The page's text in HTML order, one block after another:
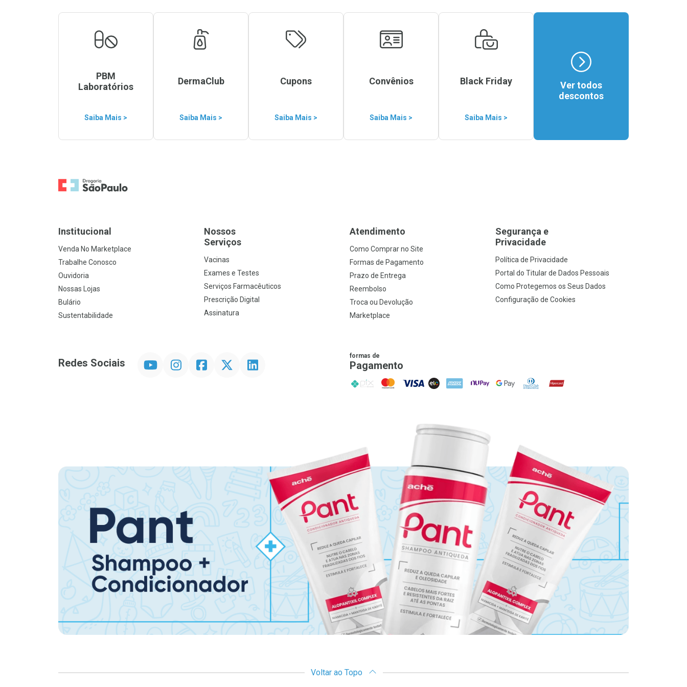
PBM
Laboratórios
Saiba Mais >
DermaClub
Saiba Mais >
Cupons
Saiba Mais >
Convênios
Saiba Mais >
Black Friday
Saiba Mais >
Ver todos
descontos
Ir para a Home
Institucional
Venda No Marketplace
Trabalhe Conosco
Ouvidoria
Nossas Lojas
Bulário
Sustentabilidade
Nossos
Serviços
Vacinas
Exames e Testes
Serviços Farmacêuticos
Prescrição Digital
Assinatura
Atendimento
Como Comprar no Site
Formas de Pagamento
Prazo de Entrega
Reembolso
Troca ou Devolução
Marketplace
Segurança e
Privacidade
Política de Privacidade
Portal do Titular de Dados Pessoais
Como Protegemos os Seus Dados
Configuração de Cookies
Redes Sociais InstagramFacebookTwitter Linkedin formas de
Pagamento
PIX MasterCard
VISA ELO AMEX NuPay Google PayDiners ClubHipercard
Voltar ao Topo